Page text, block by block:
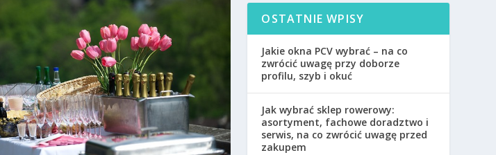
OSTATNIE WPISY
Jakie okna PCV wybrać – na co
zwrócić uwagę przy doborze
profilu, szyb i okuć
Jak wybrać sklep rowerowy:
asortyment, fachowe doradztwo i
serwis, na co zwrócić uwagę przed
zakupem